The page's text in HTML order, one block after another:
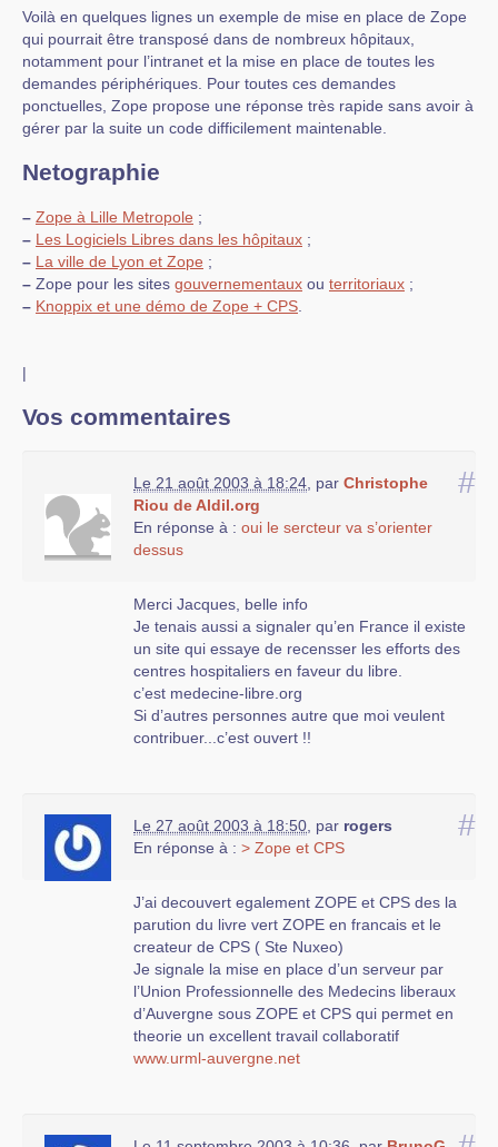
Voilà en quelques lignes un exemple de mise en place de Zope
qui pourrait être transposé dans de nombreux hôpitaux,
notamment pour l’intranet et la mise en place de toutes les
demandes périphériques. Pour toutes ces demandes
ponctuelles, Zope propose une réponse très rapide sans avoir à
gérer par la suite un code difficilement maintenable.
Netographie
– Zope à Lille Metropole ;
– Les Logiciels Libres dans les hôpitaux ;
– La ville de Lyon et Zope ;
– Zope pour les sites gouvernementaux ou territoriaux ;
– Knoppix et une démo de Zope + CPS
|
Vos commentaires
#
Le 21 août 2003 à 18:24 par Christophe
Riou de Aldil.org
En réponse à : oui le sercteur va s’orienter
dessus
Merci Jacques, belle info
Je tenais aussi a signaler qu’en France il existe
un site qui essaye de recensser les efforts des
centres hospitaliers en faveur du libre.
c’est medecine-libre.org
Si d’autres personnes autre que moi veulent
contribuer...c’est ouvert !!
#
Le 27 août 2003 à 18:50 par rogers
En réponse à : > Zope et CPS
J’ai decouvert egalement ZOPE et CPS des la
parution du livre vert ZOPE en francais et le
createur de CPS ( Ste Nuxeo)
Je signale la mise en place d’un serveur par
l’Union Professionnelle des Medecins liberaux
d’Auvergne sous ZOPE et CPS qui permet en
theorie un excellent travail collaboratif
www.urml-auvergne.net